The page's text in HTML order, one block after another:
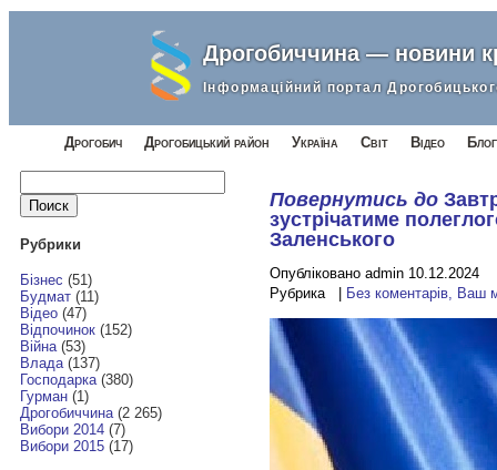
Дрогобиччина — новини
Інформаційний портал
Дрогобич Дрогобицький район Україна Світ Відео
Найти:
Рубрики
Бізнес (51)
Будмат(11)
Відео(47)
Відпочинок(152)
Війна(53)
Влада(137)
Господарка(380)
Гурман(1)
Дрогобиччина(2 265)
Вибори 2014(7)
Вибори 2015(17)
Повернутись до
зустрічатиме
Заленського
Опубліковано admin 10.12.2024
Рубрика | Без коментарів, Ваш